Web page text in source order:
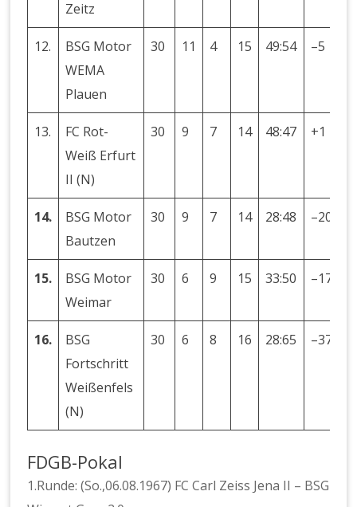
Zeitz
12.
BSG Motor
WEMA
Plauen
30 11 4 15 49:54 –5
13.
FC Rot-
Weiß Erfurt
II (N)
30 9 7 14 48:47 +1
14.
BSG Motor
Bautzen
30 9 7 14 28:48 –20
15.
BSG Motor
Weimar
30 6 9 15 33:50 –17
16.
BSG
Fortschritt
Weißenfels
(N)
30 6 8 16 28:65 –37
FDGB-Pokal
1.Runde: (So.,06.08.1967) FC Carl Zeiss Jena II – BSG